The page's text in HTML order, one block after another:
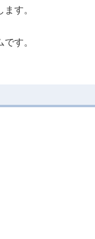
す。
す。